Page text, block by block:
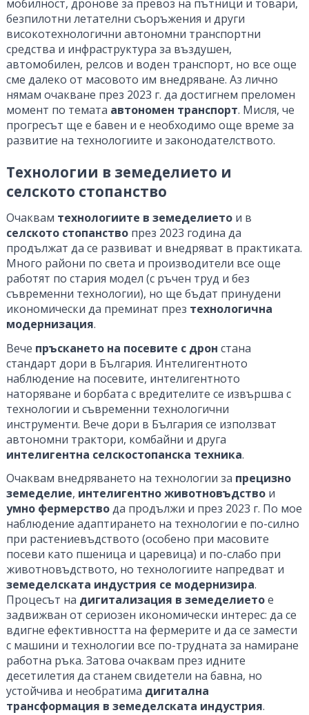
мобилност, дронове за превоз на пътници и товари,
безпилотни летателни съоръжения и други
високотехнологични автономни транспортни
средства и инфраструктура за въздушен,
автомобилен, релсов и воден транспорт, но все още
сме далеко от масовото им внедряване. Аз лично
нямам очакване през 2023 г. да достигнем преломен
момент по темата автономен транспорт. Мисля, че
прогресът ще е бавен и е необходимо още време за
развитие на технологиите и законодателството.
Технологии в земеделието и
селското стопанство
Очаквам технологиите в земеделиетои в
селското стопанствопрез 2023 година да
продължат да се развиват и внедряват в практиката.
Много райони по света и производители все още
работят по стария модел (с ръчен труд и без
съвременни технологии), но ще бъдат принудени
икономически да преминат през технологична
модернизация.
Вече пръскането на посевите с дрон стана
стандарт дори в България. Интелигентното
наблюдение на посевите, интелигентното
наторяване и борбата с вредителите се извършва с
технологии и съвременни технологични
инструменти. Вече дори в България се използват
автономни трактори, комбайни и друга
интелигентна селскостопанска техника.
Очаквам внедряването на технологии за прецизно
земеделие, интелигентно животновъдствои
умно фермерствода продължи и през 2023 г. По мое
наблюдение адаптирането на технологии е по-силно
при растениевъдството (особено при масовите
посеви като пшеница и царевица) и по-слабо при
животновъдството, но технологиите напредват и
земеделската индустрия се модернизира.
Процесът на дигитализация в земеделиетое
задвижван от сериозен икономически интерес: да се
вдигне ефективността на фермерите и да се замести
с машини и технологии все по-трудната за намиране
работна ръка. Затова очаквам през идните
десетилетия да станем свидетели на бавна, но
устойчива и необратима дигитална
трансформация в земеделската индустрия.